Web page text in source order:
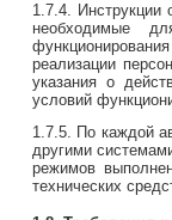
1.7.4. Инструкции
необходимые
реализации
указания о
условий
1.7.5. По каждой
другими
режимов
технических